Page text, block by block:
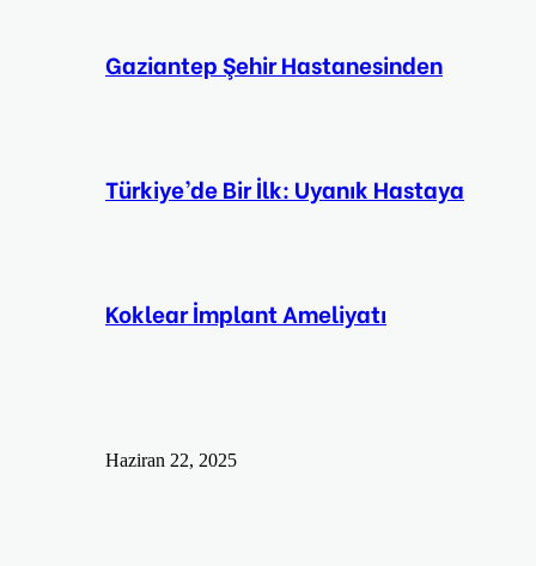
Gaziantep Şehir Hastanesinden
Türkiye’de Bir İlk: Uyanık Hastaya
Koklear İmplant Ameliyatı
Haziran 22, 2025